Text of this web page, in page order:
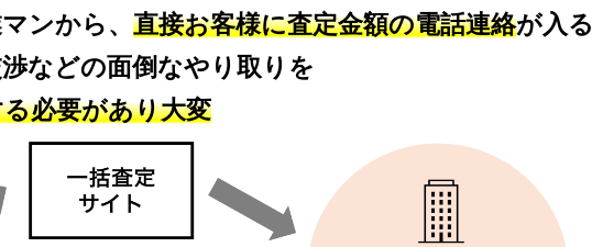
ンから、直接お客様に査定金額の電話連絡が入る
などの面倒なやり取りを
必要があり大変